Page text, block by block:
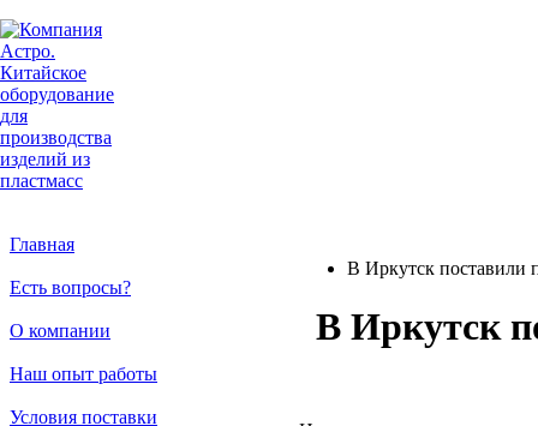
Главная
Есть вопросы?
О компании
Наш опыт работы
Условия поставки
В Иркутск поставили
В Иркутск